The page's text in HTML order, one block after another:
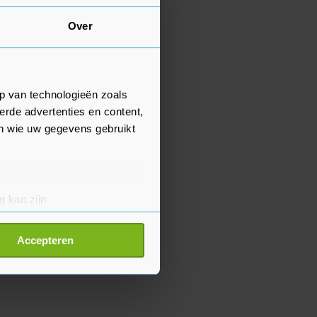
Over
van technologieën zoals
advertenties en content,
wie uw gegevens gebruikt
kan zijn
detailgedeelte
Accepteren